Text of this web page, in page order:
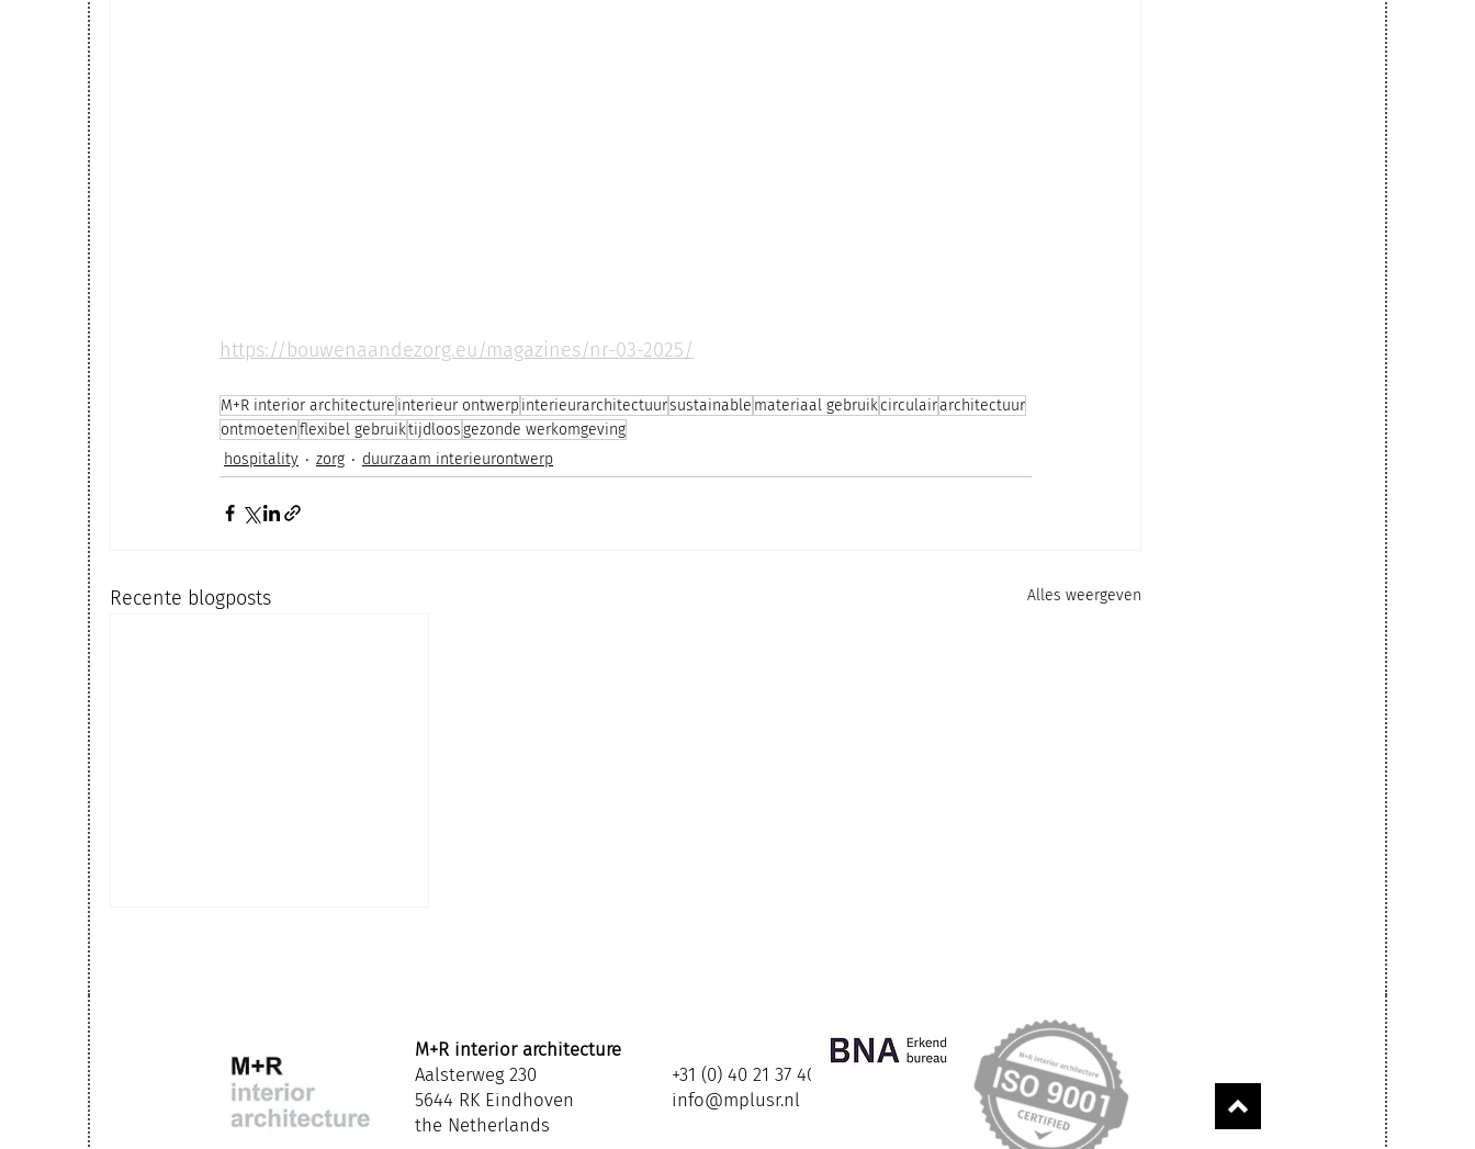
https://bouwenaandezorg.eu/magazines/nr-03-2025/
M+R interior architecture interieur ontwerpinterieurarchitectuursustainable materiaal gebruikcirculairarchitectuur
ontmoetenflexibel gebruiktijdloosgezonde werkomgeving
hospitality
zorg duurzaam interieurontwerp
Recente blogposts Alles weergeven
Van Ziekenhuis naar
M+R interior architecture
Aalsterweg 230
5644 RK Eindhoven
the Netherlands
+31 (0) 40 21 37 408
info@mplusr.nl